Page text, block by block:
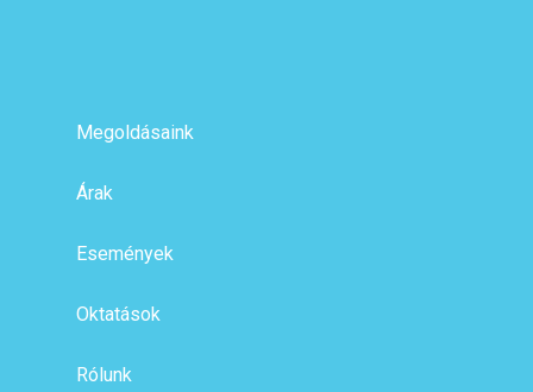
Megoldásaink
Árak
Események
Oktatások
Rólunk